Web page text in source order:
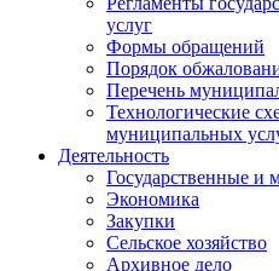
услуг
Формы обращений
Порядок
Перечень
Технологические
муниципальных
Деятельность
Государственные и
Экономика
Закупки
Сельское хозяйство
Архивное дело